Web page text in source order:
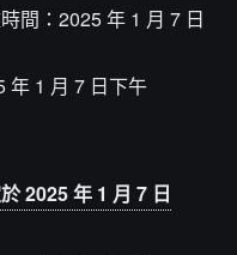
間：2025 年 1 月 7 日
年 1 月 7 日下午
2025 年 1 月 7 日